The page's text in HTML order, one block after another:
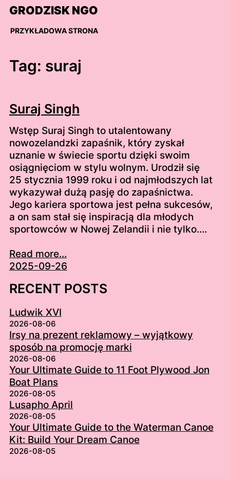
Skip
content
GRODZISK NGO
PRZYKŁADOWA STRONA
Tag: suraj
Suraj Singh
Wstęp Suraj Singh to utalentowany
nowozelandzki zapaśnik, który zyskał
uznanie w świecie sportu dzięki swoim
osiągnięciom w stylu wolnym. Urodził się
25 stycznia 1999 roku i od najmłodszych lat
wykazywał dużą pasję do zapaśnictwa.
Jego kariera sportowa jest pełna sukcesów,
a on sam stał się inspiracją dla młodych
sportowców w Nowej Zelandii i nie tylko.…
Read more...
2025-09-26
RECENT POSTS
Ludwik XVI
2026-08-06
Irsy na prezent reklamowy – wyjątkowy
sposób na promocję marki
2026-08-06
Your Ultimate Guide to 11 Foot Plywood Jon
Boat Plans
2026-08-05
Lusapho April
2026-08-05
Your Ultimate Guide to the Waterman Canoe
Kit: Build Your Dream Canoe
2026-08-05